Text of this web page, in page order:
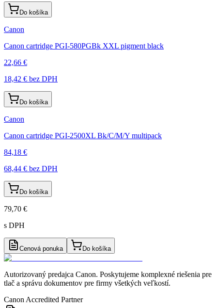
Do košíka
Canon
Canon cartridge PGI-580PGBk XXL pigment black
22,66 €
18,42 € bez DPH
Do košíka
Canon
Canon cartridge PGI-2500XL Bk/C/M/Y multipack
84,18 €
68,44 € bez DPH
Do košíka
79,70 €
s DPH
Cenová ponuka Do košíka
Autorizovaný predajca Canon. Poskytujeme komplexné riešenia pre
tlač a správu dokumentov pre firmy všetkých veľkostí.
Canon Accredited Partner